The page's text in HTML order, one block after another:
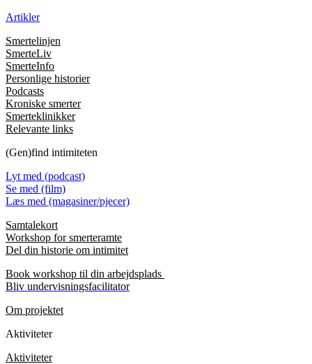
Artikler
Smertelinjen
SmerteLiv
SmerteInfo
Personlige historier
Podcasts
Kroniske smerter
Smerteklinikker
Relevante links
(Gen)find intimiteten
Lyt med (podcast)
Se med (film)
Læs med (magasiner/pjecer)
Samtalekort
Workshop for smerteramte
Del din historie om intimitet
Book workshop til din arbejdsplads
Bliv undervisningsfacilitator
Om projektet
Aktiviteter
Aktiviteter